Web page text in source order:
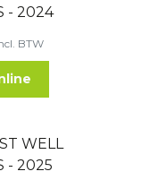
- 2024
BTW
WELL
- 2025